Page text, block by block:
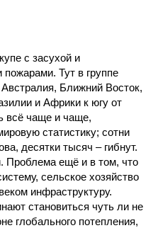
с засухой и
Тут в группе
Ближний Восток,
и Африки к югу от
всё чаще и чаще,
статистику; сотни
десятки тысяч – гибнут.
Проблема ещё и в том, что
сельское хозяйство
инфраструктуру.
становиться чуть ли не
глобального потепления,